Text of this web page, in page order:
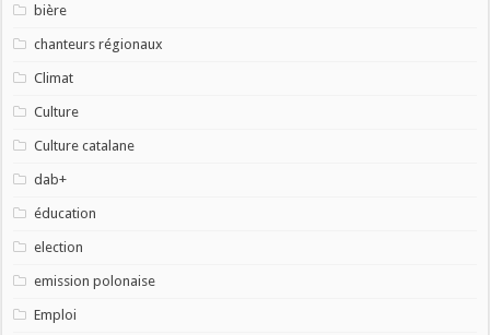
bière
chanteurs régionaux
Climat
Culture
Culture catalane
dab+
éducation
election
emission polonaise
Emploi